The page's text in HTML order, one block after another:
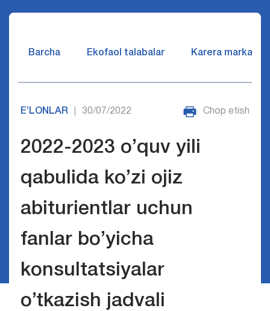
Barcha Ekofaol talabalar Karera markazi
E’LONLAR 30/07/2022 Chop etish
2022-2023 o’quv yili
qabulida ko’zi ojiz
abiturientlar uchun
fanlar bo’yicha
konsultatsiyalar
o’tkazish jadvali